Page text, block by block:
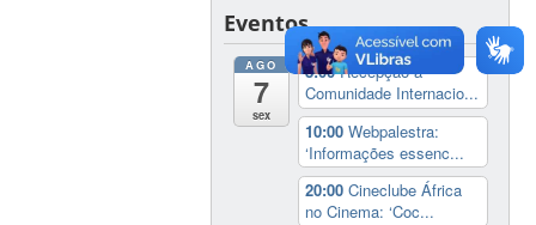
Eventos
AGO
7
sex
8:00Recepção à
Comunidade Internacio...
10:00Webpalestra:
‘Informações essenc...
20:00Cineclube África
no Cinema: ‘Coc...